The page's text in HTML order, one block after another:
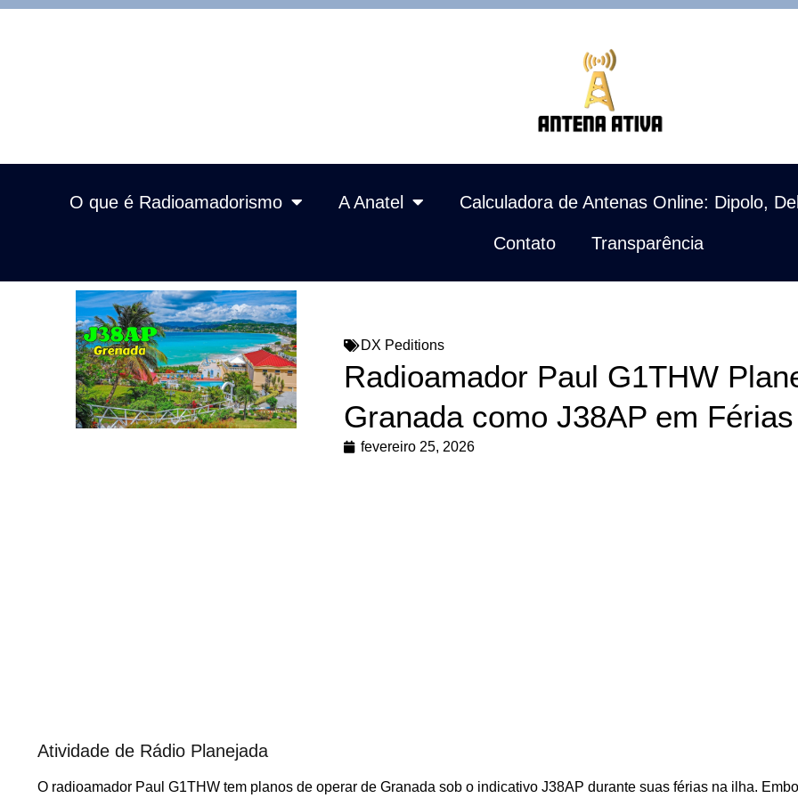
O que é Radioamadorismo A Anatel Calculadora de Antenas Online: Dipolo,
Contato Transparência
DX Peditions
Radioamador Paul G1THW
Granada como J38AP em Férias
fevereiro 25, 2026
Atividade de Rádio Planejada
O radioamador Paul G1THW tem planos de operar de Granada sob o indicativo J38AP durante suas férias na ilha.